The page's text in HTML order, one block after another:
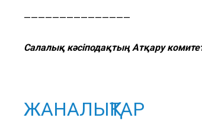
———————————————
Салалық кәсіподақтың Атқару
ЖАНАЛЫҚТАР